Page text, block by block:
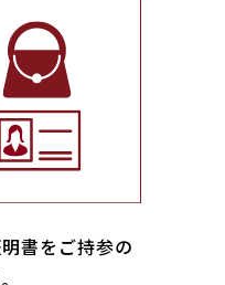
書をご持参の